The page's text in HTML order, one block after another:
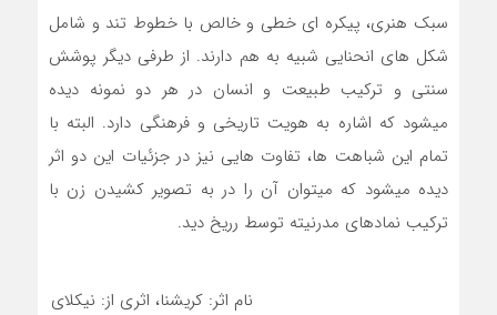
سبک هنری، پیکره ای خطی و خالص با خطوط تند و شامل
شکل های انحنایی شبیه به هم دارند. از طرفی دیگر پوشش
سنتی و ترکیب طبیعت و انسان در هر دو نمونه دیده
میشود که اشاره به هویت تاریخی و فرهنگی دارد. البته با
تمام این شباهت ها، تفاوت هایی نیز در جزئیات این دو اثر
دیده میشود که میتوان آن را در به تصویر کشیدن زن با
ترکیب نمادهای مدرنیته توسط رریخ دید.
نام اثر: کریشنا، اثری از: نیکلای